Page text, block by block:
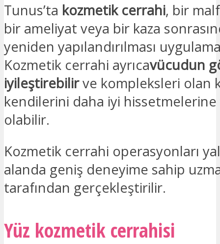
Tunus’ta kozmetik cerrahi, bir
bir ameliyat veya bir kaza
yeniden yapılandırılması
Kozmetik cerrahi ayrıcavücudun
iyileştirebilirve kompleksleri olan
kendilerini daha iyi hissetmelerine
olabilir.
Kozmetik cerrahi operasyonları
alanda geniş deneyime sahip
tarafından gerçekleştirilir.
Yüz kozmetik cerrahisi